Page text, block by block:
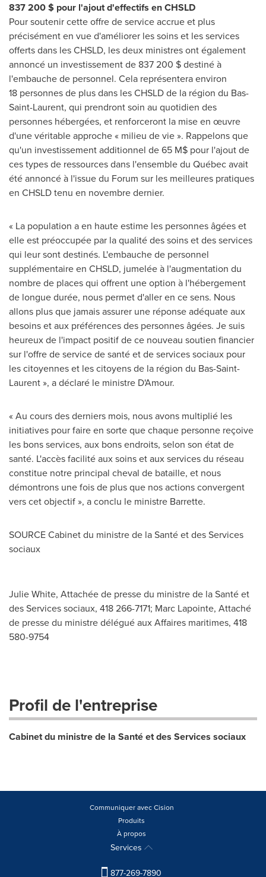
837 200 $ pour l'ajout d'effectifs en CHSLD
Pour soutenir cette offre de service accrue et plus
précisément en vue d'améliorer les soins et les services
offerts dans les CHSLD, les deux ministres ont également
annoncé un investissement de 837 200 $ destiné à
l'embauche de personnel. Cela représentera environ
18 personnes de plus dans les CHSLD de la région du Bas-
Saint-Laurent, qui prendront soin au quotidien des
personnes hébergées, et renforceront la mise en œuvre
d'une véritable approche « milieu de vie ». Rappelons que
qu'un investissement additionnel de 65 M$ pour l'ajout de
ces types de ressources dans l'ensemble du Québec avait
été annoncé à l'issue du Forum sur les meilleures pratiques
en CHSLD tenu en novembre dernier.
« La population a en haute estime les personnes âgées et
elle est préoccupée par la qualité des soins et des services
qui leur sont destinés. L'embauche de personnel
supplémentaire en CHSLD, jumelée à l'augmentation du
nombre de places qui offrent une option à l'hébergement
de longue durée, nous permet d'aller en ce sens. Nous
allons plus que jamais assurer une réponse adéquate aux
besoins et aux préférences des personnes âgées. Je suis
heureux de l'impact positif de ce nouveau soutien financier
sur l'offre de service de santé et de services sociaux pour
les citoyennes et les citoyens de la région du Bas-Saint-
Laurent », a déclaré le ministre D'Amour.
« Au cours des derniers mois, nous avons multiplié les
initiatives pour faire en sorte que chaque personne reçoive
les bons services, aux bons endroits, selon son état de
santé. L'accès facilité aux soins et aux services du réseau
constitue notre principal cheval de bataille, et nous
démontrons une fois de plus que nos actions convergent
vers cet objectif », a conclu le ministre Barrette.
SOURCE Cabinet du ministre de la Santé et des Services
sociaux
Julie White, Attachée de presse du ministre de la Santé et
des Services sociaux, 418 266-7171; Marc Lapointe, Attaché
de presse du ministre délégué aux Affaires maritimes, 418
580-9754
Profil de l'entreprise
Cabinet du ministre de la Santé et des Services sociaux
Communiquer avec Cision
Produits
À propos
Services
877-269-7890